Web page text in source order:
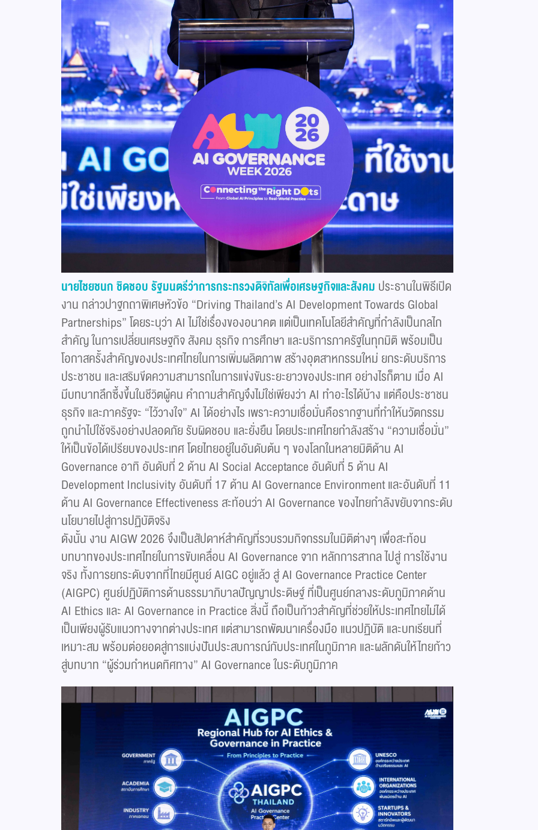
นายไชยชนก ชิดชอบ รัฐมนตรีว่าการกระทรวงดิจิทัลเพื่อเศรษฐกิจและสังคม ประธานในพิธีเปิด
งาน กล่าวปาฐกถาพิเศษหัวข้อ “Driving Thailand’s AI Development Towards Global
Partnerships” โดยระบุว่า AI ไม่ใช่เรื่องของอนาคต แต่เป็นเทคโนโลยีสำคัญที่กำลังเป็นกลไก
สำคัญ ในการเปลี่ยนเศรษฐกิจ สังคม ธุรกิจ การศึกษา และบริการภาครัฐในทุกมิติ พร้อมเป็น
โอกาสครั้งสำคัญของประเทศไทยในการเพิ่มผลิตภาพ สร้างอุตสาหกรรมใหม่ ยกระดับบริการ
ประชาชน และเสริมขีดความสามารถในการแข่งขันระยะยาวของประเทศ อย่างไรก็ตาม เมื่อ AI
มีบทบาทลึกซึ้งขึ้นในชีวิตผู้คน คำถามสำคัญจึงไม่ใช่เพียงว่า AI ทำอะไรได้บ้าง แต่คือประชาชน
ธุรกิจ และภาครัฐจะ “ไว้วางใจ” AI ได้อย่างไร เพราะความเชื่อมั่นคือรากฐานที่ทำให้นวัตกรรม
ถูกนำไปใช้จริงอย่างปลอดภัย รับผิดชอบ และยั่งยืน โดยประเทศไทยกำลังสร้าง “ความเชื่อมั่น”
ให้เป็นข้อได้เปรียบของประเทศ โดยไทยอยู่ในอันดับต้น ๆ ของโลกในหลายมิติด้าน AI
Governance อาทิ อันดับที่ 2 ด้าน AI Social Acceptance อันดับที่ 5 ด้าน AI
Development Inclusivity อันดับที่ 17 ด้าน AI Governance Environment และอันดับที่ 11
ด้าน AI Governance Effectiveness สะท้อนว่า AI Governance ของไทยกำลังขยับจากระดับ
นโยบายไปสู่การปฏิบัติจริง
ดังนั้น งาน AIGW 2026 จึงเป็นสัปดาห์สำคัญที่รวบรวมกิจกรรมในมิติต่างๆ เพื่อสะท้อน
บทบาทของประเทศไทยในการขับเคลื่อน AI Governance จาก หลักการสากล ไปสู่ การใช้งาน
จริง ทั้งการยกระดับจากที่ไทยมีศูนย์ AIGC อยู่แล้ว สู่ AI Governance Practice Center
(AIGPC) ศูนย์ปฏิบัติการด้านธรรมาภิบาลปัญญาประดิษฐ์ ที่เป็นศูนย์กลางระดับภูมิภาคด้าน
AI Ethics และ AI Governance in Practice สิ่งนี้ ถือเป็นก้าวสำคัญที่ช่วยให้ประเทศไทยไม่ได้
เป็นเพียงผู้รับแนวทางจากต่างประเทศ แต่สามารถพัฒนาเครื่องมือ แนวปฏิบัติ และบทเรียนที่
เหมาะสม พร้อมต่อยอดสู่การแบ่งปันประสบการณ์กับประเทศในภูมิภาค และผลักดันให้ไทยก้าว
สู่บทบาท “ผู้ร่วมกำหนดทิศทาง” AI Governance ในระดับภูมิภาค